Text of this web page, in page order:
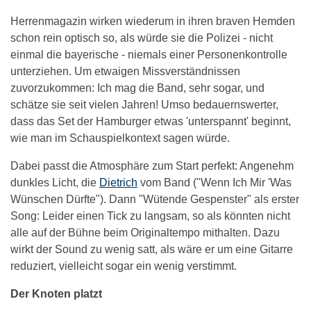
Herrenmagazin wirken wiederum in ihren braven Hemden
schon rein optisch so, als würde sie die Polizei - nicht
einmal die bayerische - niemals einer Personenkontrolle
unterziehen. Um etwaigen Missverständnissen
zuvorzukommen: Ich mag die Band, sehr sogar, und
schätze sie seit vielen Jahren! Umso bedauernswerter,
dass das Set der Hamburger etwas 'unterspannt' beginnt,
wie man im Schauspielkontext sagen würde.
Dabei passt die Atmosphäre zum Start perfekt: Angenehm
dunkles Licht, die Dietrich vom Band ("Wenn Ich Mir 'Was
Wünschen Dürfte"). Dann "Wütende Gespenster" als erster
Song: Leider einen Tick zu langsam, so als könnten nicht
alle auf der Bühne beim Originaltempo mithalten. Dazu
wirkt der Sound zu wenig satt, als wäre er um eine Gitarre
reduziert, vielleicht sogar ein wenig verstimmt.
Der Knoten platzt